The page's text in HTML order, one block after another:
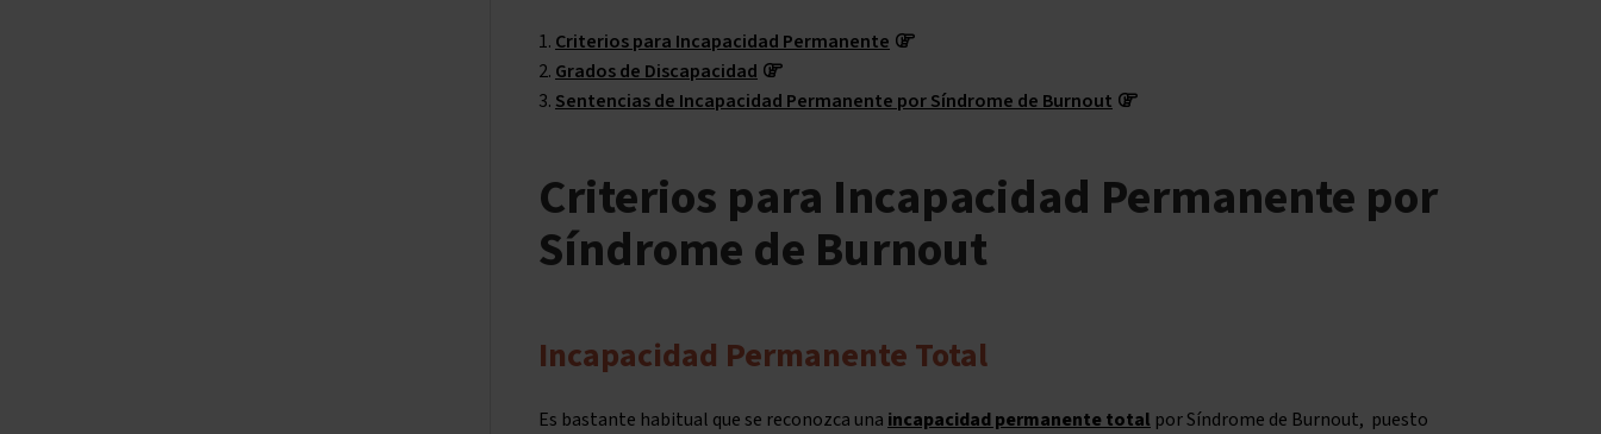
Criterios para Incapacidad Permanente
Grados de Discapacidad
Sentencias de Incapacidad Permanente por Síndrome de Burnout
Criterios para Incapacidad Permanente por
Síndrome de Burnout
Incapacidad Permanente Total
Es bastante habitual que se reconozca una incapacidad permanente total por Síndrome de Burnout, puesto